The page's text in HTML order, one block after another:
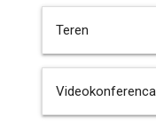
Teren
Videokonferenca